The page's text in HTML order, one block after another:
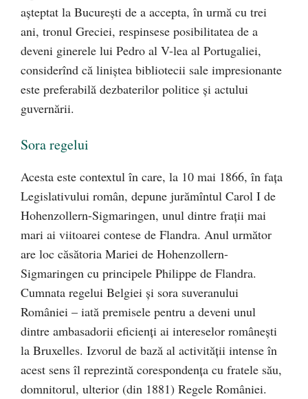
aşteptat la Bucureşti de a accepta, în urmă cu trei
ani, tronul Greciei, respinsese posibilitatea de a
deveni ginerele lui Pedro al V-lea al Portugaliei,
considerînd că liniştea bibliotecii sale impresionante
este preferabilă dezbaterilor politice şi actului
guvernării.
Sora regelui
Acesta este contextul în care, la 10 mai 1866, în faţa
Legislativului român, depune jurămîntul Carol I de
Hohenzollern-Sigmaringen, unul dintre fraţii mai
mari ai viitoarei contese de Flandra. Anul următor
are loc căsătoria Mariei de Hohenzollern-
Sigmaringen cu principele Philippe de Flandra.
Cumnata regelui Belgiei şi sora suveranului
României – iată premisele pentru a deveni unul
dintre ambasadorii eficienţi ai intereselor româneşti
la Bruxelles. Izvorul de bază al activităţii intense în
acest sens îl reprezintă corespondenţa cu fratele său,
domnitorul, ulterior (din 1881) Regele României.